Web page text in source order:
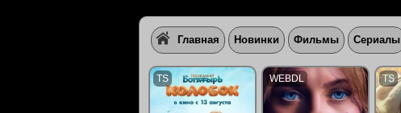
Главная Новинки Фильмы Сериалы